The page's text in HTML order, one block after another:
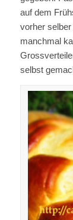
auf dem
vorher
manchmal
selbst